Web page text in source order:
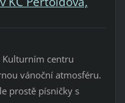
Kulturním centru
vánoční atmosféru.
prostě písničky s